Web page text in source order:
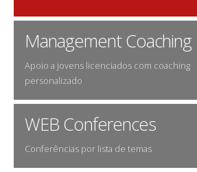
Management Coaching
Apoio a jovens licenciados com coaching
personalizado
WEB Conferences
Conferências por lista de temas